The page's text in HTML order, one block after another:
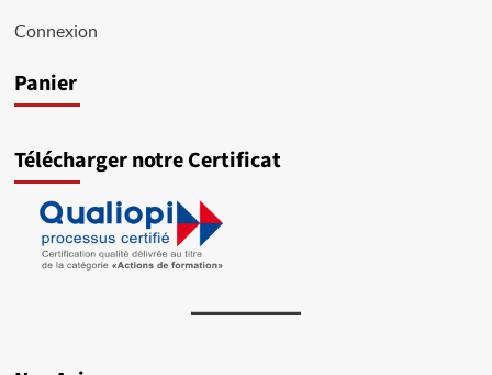
Connexion
Panier
Télécharger notre Certificat